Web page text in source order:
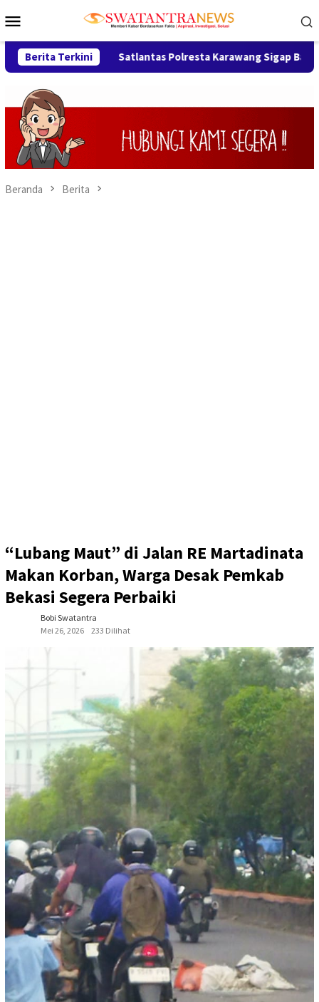
ke
Mobile
Berita Terkini
Satlantas Polresta Karawang Sigap Bantu
Beranda Berita
“Lubang Maut” di Jalan RE Martadinata
Makan Korban, Warga Desak Pemkab
Bekasi Segera Perbaiki
Bobi Swatantra
Mei 26, 2026
233 Dilihat